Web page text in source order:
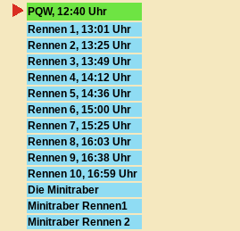
PQW, 12:40 Uhr
Rennen 1, 13:01 Uhr
Rennen 2, 13:25 Uhr
Rennen 3, 13:49 Uhr
Rennen 4, 14:12 Uhr
Rennen 5, 14:36 Uhr
Rennen 6, 15:00 Uhr
Rennen 7, 15:25 Uhr
Rennen 8, 16:03 Uhr
Rennen 9, 16:38 Uhr
Rennen 10, 16:59 Uhr
Die Minitraber
Minitraber Rennen1
Minitraber Rennen 2